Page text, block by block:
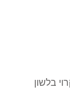
בלשון